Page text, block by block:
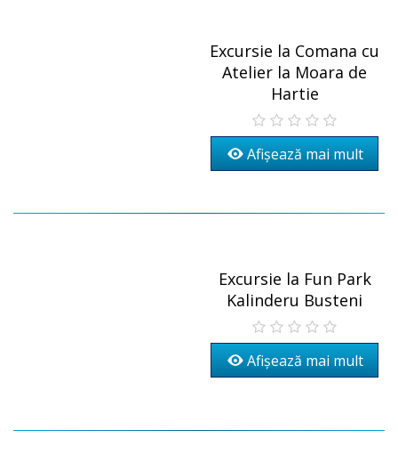
Excursie la Comana cu
Atelier la Moara de
Hartie
Afișează mai mult
Excursie la Fun Park
Kalinderu Busteni
Afișează mai mult